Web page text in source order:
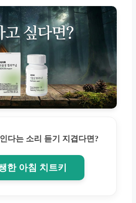
다는 소리 듣기 지겹다면?
한 아침 치트키